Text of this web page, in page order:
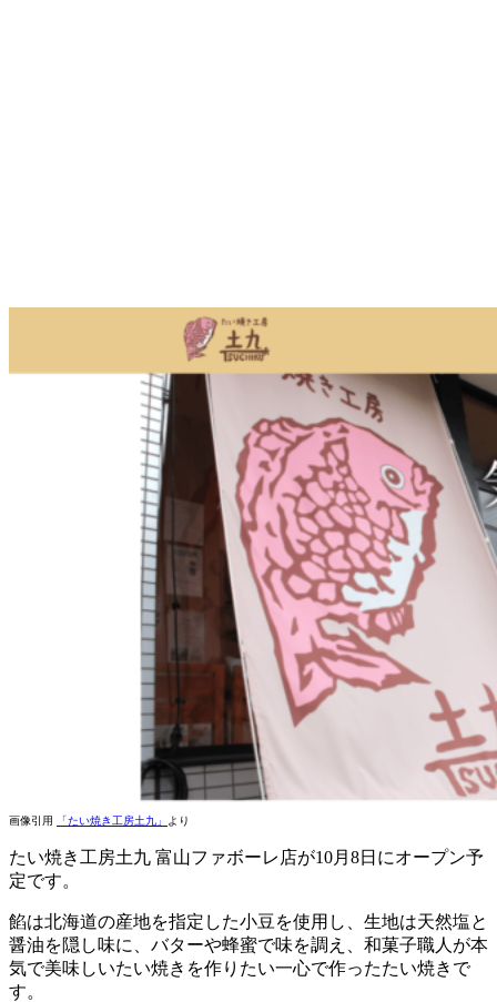
画像引用 「たい焼き工房土九」 より
たい焼き工房土九 富山ファボーレ店が10月8日にオープン予
定です。
餡は北海道の産地を指定した小豆を使用し、生地は天然塩と
醤油を隠し味に、バターや蜂蜜で味を調え、和菓子職人が本
気で美味しいたい焼きを作りたい一心で作ったたい焼きで
す。